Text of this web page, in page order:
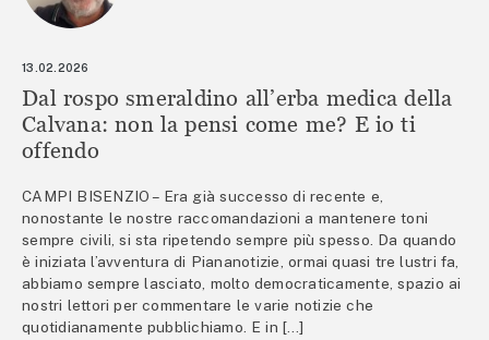
13.02.2026
Dal rospo smeraldino all’erba medica della
Calvana: non la pensi come me? E io ti
offendo
CAMPI BISENZIO – Era già successo di recente e,
nonostante le nostre raccomandazioni a mantenere toni
sempre civili, si sta ripetendo sempre più spesso. Da quando
è iniziata l’avventura di Piananotizie, ormai quasi tre lustri fa,
abbiamo sempre lasciato, molto democraticamente, spazio ai
nostri lettori per commentare le varie notizie che
quotidianamente pubblichiamo. E in […]